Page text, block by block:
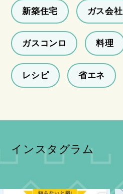
新築住宅 ガス会社
ガスコンロ 料理
レシピ 省エネ
インスタグラム